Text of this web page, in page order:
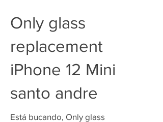
Only glass
replacement
iPhone 12 Mini
santo andre
Está bucando, Only glass